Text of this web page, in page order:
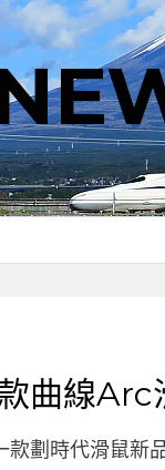
曲線Arc
款劃時代滑鼠新